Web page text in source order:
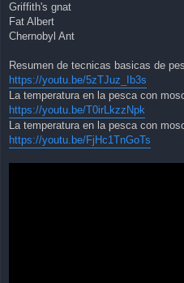
Griffith's gnat
Fat Albert
Chernobyl Ant
Resumen de tecnicas basicas de
https://youtu.be/5zTJuz_Ib3s
La temperatura en la pesca con
https://youtu.be/T0irLkzzNpk
La temperatura en la pesca con
https://youtu.be/FjHc1TnGoTs